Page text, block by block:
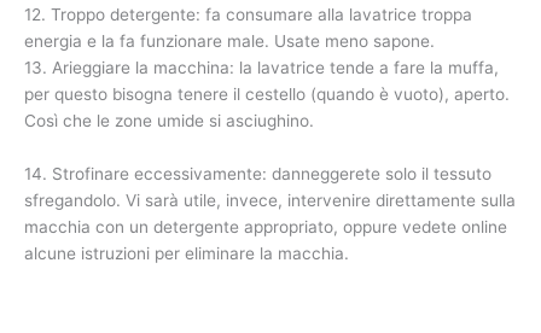
12. Troppo detergente: fa consumare alla lavatrice troppa
energia e la fa funzionare male. Usate meno sapone.
13. Arieggiare la macchina: la lavatrice tende a fare la muffa,
per questo bisogna tenere il cestello (quando è vuoto), aperto.
Così che le zone umide si asciughino.
14. Strofinare eccessivamente: danneggerete solo il tessuto
sfregandolo. Vi sarà utile, invece, intervenire direttamente sulla
macchia con un detergente appropriato, oppure vedete online
alcune istruzioni per eliminare la macchia.